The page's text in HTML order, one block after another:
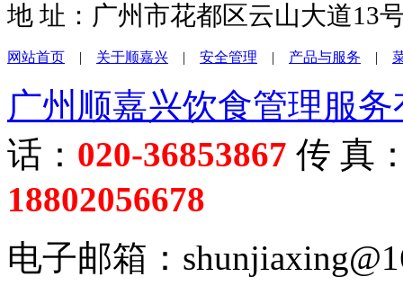
地 址：广州市花都区云山大道13
网站首页 | 关于顺嘉兴 | 安全管理 | 产品与服务 |
广州顺嘉兴饮食管理服
话： 020-36853867 传 真
18802056678
电子邮箱：